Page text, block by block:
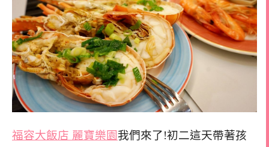
福容大飯店 麗寶樂園我們來了!初二這天帶著孩